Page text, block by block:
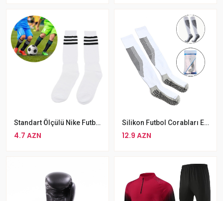
Standart Ölçülü Nike Futbol Çorabı Rengli Sade Corabları
4.7 AZN
Silikon Futbol Corabları Elastik Hündür Futbol Corabı Ağ
12.9 AZN